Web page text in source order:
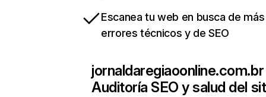
Escanea tu web en busca de
errores técnicos y de SEO
jornaldaregiaoonline.com.br
Auditoría SEO y salud del